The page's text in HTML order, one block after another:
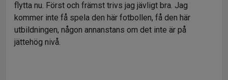
flytta nu. Först och främst trivs jag jävligt bra. Jag
kommer inte få spela den här fotbollen, få den här
utbildningen, någon annanstans om det inte är på
jättehög nivå.